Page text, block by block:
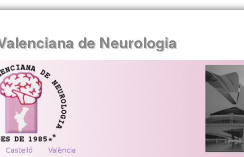
de Neurologia